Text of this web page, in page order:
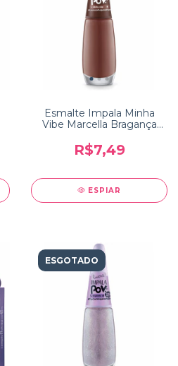
Esmalte Impala Minha
Vibe Marcella Bragança
R$7,49
ESPIAR
ESGOTADO